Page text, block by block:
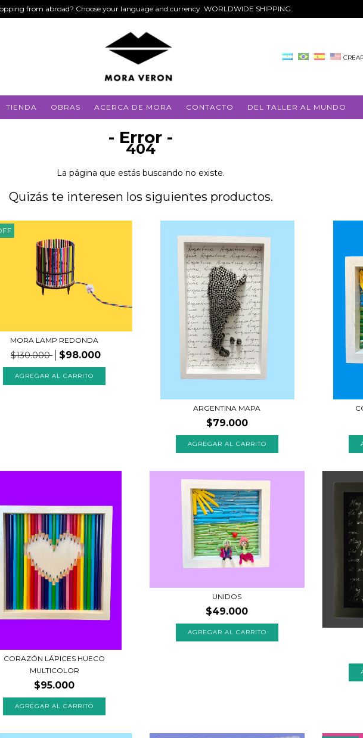
from abroad? Choose your language and currency. WORLDWIDE SHIPPING
TIENDA OBRAS ACERCA DE MORA CONTACTO DEL TALLER AL MUNDO
- Error -
404
La página que estás buscando no existe.
Quizás te interesen los siguientes productos.
MORA LAMP REDONDA
$130.000 $98.000
ARGENTINA MAPA
$79.000
CORAZÓN LÁPICES HUECO
MULTICOLOR
$95.000
UNIDOS
$49.000